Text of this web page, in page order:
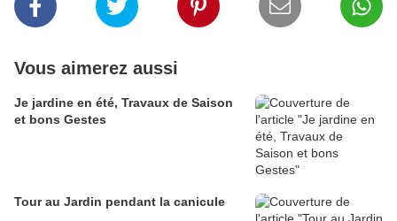
Vous aimerez aussi
Je jardine en été, Travaux de Saison
et bons Gestes
Tour au Jardin pendant la canicule